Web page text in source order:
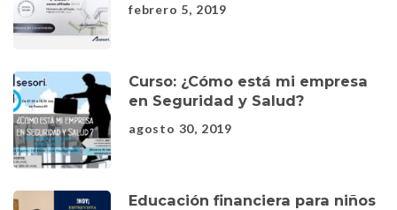
febrero 5, 2019
Curso: ¿Cómo está mi empresa
en Seguridad y Salud?
agosto 30, 2019
Educación financiera para niños